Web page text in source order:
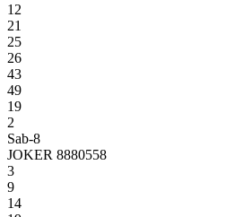
12
21
25
26
43
49
19
2
Sab-8
JOKER 8880558
3
9
14